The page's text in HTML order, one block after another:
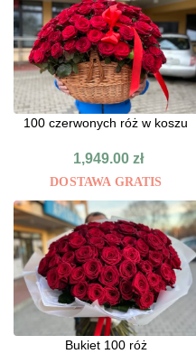
100 czerwonych róż w koszu
1,949.00zł
DOSTAWA GRATIS
Bukiet 100 róż